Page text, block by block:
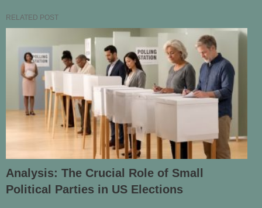
RELATED POST
Analysis: The Crucial Role of Small
Political Parties in US Elections